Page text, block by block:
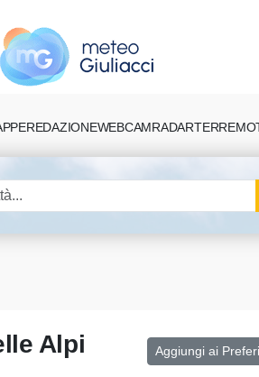
REDAZIONEWEBCAMRADAR
Alpi Aggiungi ai